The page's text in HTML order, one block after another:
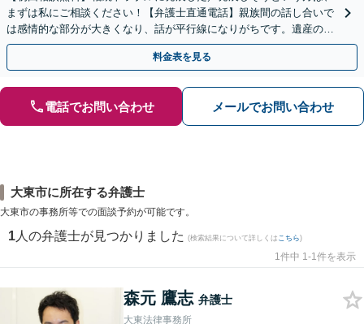
まずは私にご相談ください！【弁護士直通電話】親族間の話し合いで
は感情的な部分が大きくなり、話が平行線になりがちです。遺産の使
い込みもご相談ください。泥沼化する前にお電話ください。
料金表を見る
電話でお問い合わせ メールでお問い合わせ
大東市に所在する弁護士
大東市の事務所等での面談予約が可能です。
1 人の弁護士が見つかりました (検索結果について詳しくは こちら)
1件中 1-1件を表示
森元 鷹志 弁護士
大東法律事務所